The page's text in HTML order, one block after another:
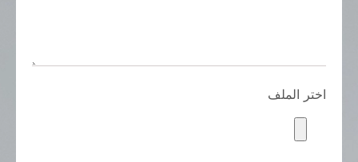
اختر الملف